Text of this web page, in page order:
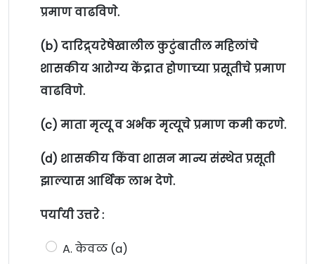
प्रमाण वाढविणे.
(b) दारिद्र्यरेषेखालील कुटुंबातील महिलांचे
शासकीय आरोग्य केंद्रात होणाच्या प्रसूतीचे प्रमाण
वाढविणे.
(c) माता मृत्यू व अर्भक मृत्यूचे प्रमाण कमी करणे.
(d) शासकीय किंवा शासन मान्य संस्थेत प्रसूती
झाल्यास आर्थिक लाभ देणे.
पर्यायी उत्तरे :
A. केवळ (a)